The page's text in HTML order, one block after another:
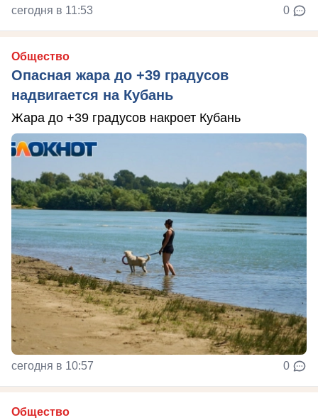
сегодня в 11:53 0
Общество
Опасная жара до +39 градусов
надвигается на Кубань
Жара до +39 градусов накроет Кубань
сегодня в 10:57 0
Общество